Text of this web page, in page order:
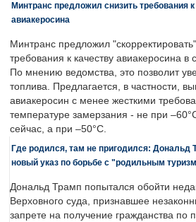
Минтранс предложил снизить требования к
авиакеросина
Минтранс предложил
требования к качеству авиакеросина в
По мнению ведомства, это позволит
топлива. Предлагается, в частности,
авиакеросин с менее жесткими
температуре замерзания - не при
сейчас, а при –50°C.
Где родился, там не пригодился: Дональд
новый указ по борьбе с "родильным
Дональд Трамп попытался обойти
Верховного суда, признавшее
запрете на получение гражданства по